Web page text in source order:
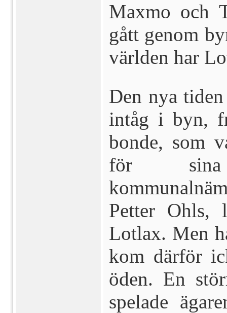
Maxmo och
gått genom
världen har
Den nya
intåg i byn,
bonde, som
för sina
Petter Ohls,
Lotlax. Men
kom därför
öden. En
spelade